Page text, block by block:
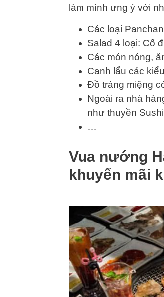
làm mình ưng ý với
Các loại
Salad 4 loại: Cố
Các món nóng,
Canh lẩu các
Đồ tráng miệng
Ngoài ra nhà
như thuyền
…
Vua nướng
khuyến mãi